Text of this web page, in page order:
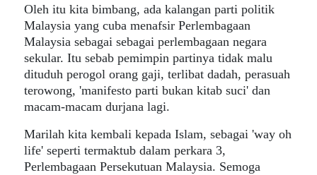
Oleh itu kita bimbang, ada kalangan parti politik
Malaysia yang cuba menafsir Perlembagaan
Malaysia sebagai sebagai perlembagaan negara
sekular. Itu sebab pemimpin partinya tidak malu
dituduh perogol orang gaji, terlibat dadah, perasuah
terowong, 'manifesto parti bukan kitab suci' dan
macam-macam durjana lagi.
Marilah kita kembali kepada Islam, sebagai 'way oh
life' seperti termaktub dalam perkara 3,
Perlembagaan Persekutuan Malaysia. Semoga